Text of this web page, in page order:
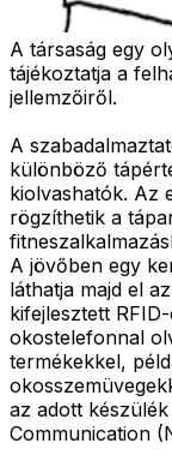
A társaság egy
tájékoztatja a
jellemzőiről.
A
különböző
kiolvashatók. Az
rögzíthetik a
A jövőben egy
láthatja majd el
kifejlesztett
okostelefonnal
termékekkel,
az adott
Communication